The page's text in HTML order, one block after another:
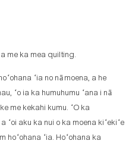
me ka mea quilting.
ʻia no nā moena, a he
ʻo ia ka humuhumu ʻana i nā
me kekahi kumu. ʻO ka
ʻoi aku ka nui o ka moena kiʻekiʻe
hoʻohana ʻia. Hoʻohana ka